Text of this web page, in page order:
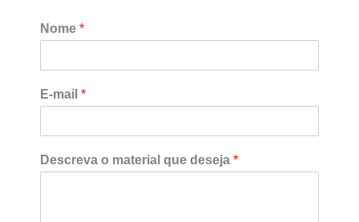
Nome *
E-mail *
N
o
Descreva o material que deseja *